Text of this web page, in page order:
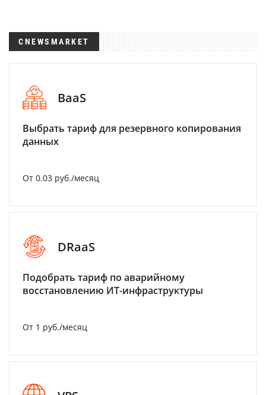
CNEWSMARKET
BaaS
Выбрать тариф для резервного копирования
данных
От 0.03 руб./месяц
DRaaS
Подобрать тариф по аварийному
восстановлению ИТ-инфраструктуры
От 1 руб./месяц